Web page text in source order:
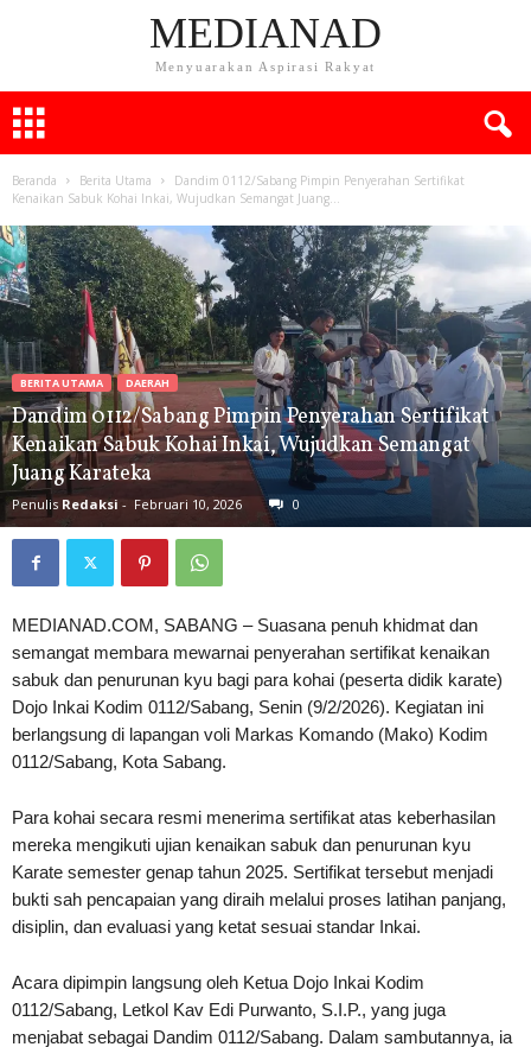
MEDIANAD
Menyuarakan Aspirasi Rakyat
Beranda Berita Utama
Dandim 0112/Sabang Pimpin Penyerahan Sertifikat
Kenaikan Sabuk Kohai Inkai, Wujudkan Semangat Juang...
BERITA UTAMA DAERAH
Dandim 0112/Sabang Pimpin Penyerahan Sertifikat
Kenaikan Sabuk Kohai Inkai, Wujudkan Semangat
Juang Karateka
Penulis Redaksi - Februari 10, 2026 0
MEDIANAD.COM, SABANG – Suasana penuh khidmat dan
semangat membara mewarnai penyerahan sertifikat kenaikan
sabuk dan penurunan kyu bagi para kohai (peserta didik karate)
Dojo Inkai Kodim 0112/Sabang, Senin (9/2/2026). Kegiatan ini
berlangsung di lapangan voli Markas Komando (Mako) Kodim
0112/Sabang, Kota Sabang.
Para kohai secara resmi menerima sertifikat atas keberhasilan
mereka mengikuti ujian kenaikan sabuk dan penurunan kyu
Karate semester genap tahun 2025. Sertifikat tersebut menjadi
bukti sah pencapaian yang diraih melalui proses latihan panjang,
disiplin, dan evaluasi yang ketat sesuai standar Inkai.
Acara dipimpin langsung oleh Ketua Dojo Inkai Kodim
0112/Sabang, Letkol Kav Edi Purwanto, S.I.P., yang juga
menjabat sebagai Dandim 0112/Sabang. Dalam sambutannya, ia